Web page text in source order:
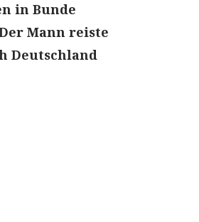
in Bunde
Mann reiste
Deutschland